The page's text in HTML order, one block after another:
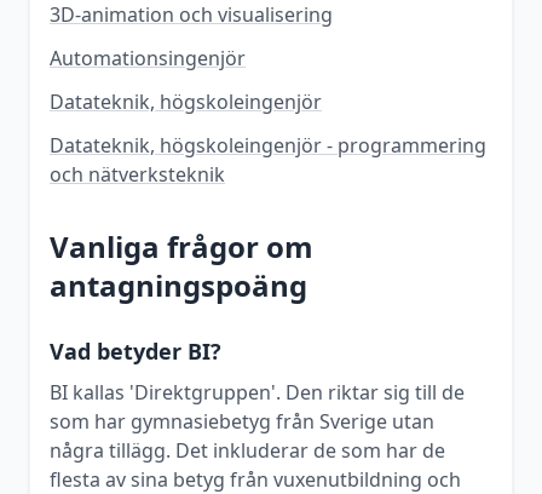
3D-animation och visualisering
Automationsingenjör
Datateknik, högskoleingenjör
Datateknik, högskoleingenjör - programmering
och nätverksteknik
Vanliga frågor om
antagningspoäng
Vad betyder BI?
BI kallas 'Direktgruppen'. Den riktar sig till de
som har gymnasiebetyg från Sverige utan
några tillägg. Det inkluderar de som har de
flesta av sina betyg från vuxenutbildning och